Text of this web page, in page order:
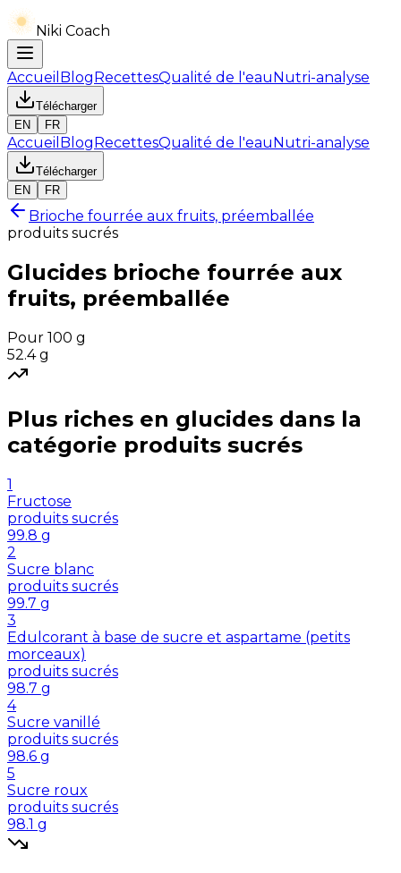
Niki Coach
Accueil BlogRecettesQualité de l'eauNutri-analyse
Télécharger
EN
FR
Accueil BlogRecettesQualité de l'eauNutri-analyse
Télécharger
EN
FR
Brioche fourrée aux fruits, préemballée
produits sucrés
Glucides brioche fourrée aux
fruits, préemballée
Pour 100 g
52.4 g
Plus riches en glucides dans la
catégorie produits sucrés
1
Fructose
produits sucrés
99.8 g
2
Sucre blanc
produits sucrés
99.7 g
3
Edulcorant à base de sucre et aspartame (petits
morceaux)
produits sucrés
98.7 g
4
Sucre vanillé
produits sucrés
98.6 g
5
Sucre roux
produits sucrés
98.1 g